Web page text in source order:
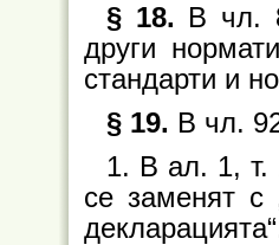
§ 18. В чл.
други
стандарти и
§ 19. В чл.
1. В ал. 1, т.
се заменят с